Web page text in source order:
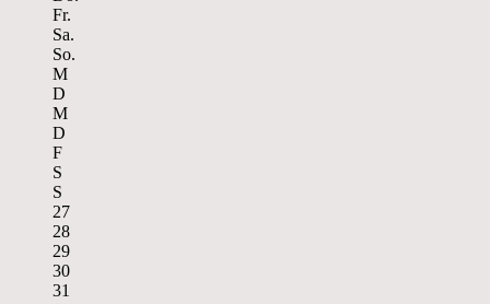
Fr.
Sa.
So.
M
D
M
D
F
S
S
27
28
29
30
31